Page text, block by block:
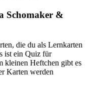
Schomaker &
die du als Lernkarten
ist ein Quiz für
kleinen Heftchen gibt es
Karten werden